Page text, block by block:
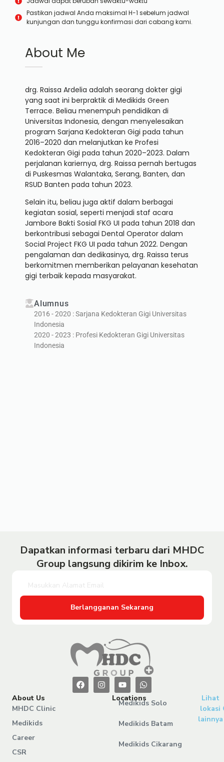
Pastikan jadwal Anda maksimal H-1 sebelum jadwal
kunjungan dan tunggu konfirmasi dari cabang kami.
About Me
drg. Raissa Ardelia adalah seorang dokter gigi
yang saat ini berpraktik di Medikids Green
Terrace. Beliau menempuh pendidikan di
Universitas Indonesia, dengan menyelesaikan
program Sarjana Kedokteran Gigi pada tahun
2016–2020 dan melanjutkan ke Profesi
Kedokteran Gigi pada tahun 2020–2023. Dalam
perjalanan kariernya, drg. Raissa pernah bertugas
di Puskesmas Walantaka, Serang, Banten, dan
RSUD Banten pada tahun 2023.
Selain itu, beliau juga aktif dalam berbagai
kegiatan sosial, seperti menjadi staf acara
Jambore Bakti Sosial FKG UI pada tahun 2018 dan
berkontribusi sebagai Dental Operator dalam
Social Project FKG UI pada tahun 2022. Dengan
pengalaman dan dedikasinya, drg. Raissa terus
berkomitmen memberikan pelayanan kesehatan
gigi terbaik kepada masyarakat.
Alumnus
2016 - 2020 : Sarjana Kedokteran Gigi Universitas
Indonesia
2020 - 2023 : Profesi Kedokteran Gigi Universitas
Indonesia
Dapatkan informasi terbaru dari MHDC
Group langsung dikirim ke Inbox.
Berlangganan Sekarang
About Us
MHDC Clinic
Medikids
Career
CSR
Locations
Medikids Solo
Medikids Batam
Medikids Cikarang
Lihat
lokasi
lainnya